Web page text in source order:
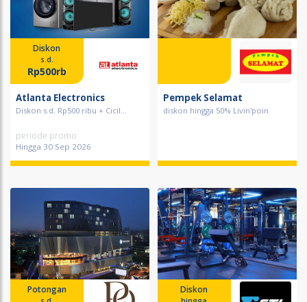
Diskon
s.d.
Rp500rb
Atlanta Electronics
Diskon s.d. Rp500 ribu + Cicil...
periode promo
Hingga 30 Sep 2026
Pempek Selamat
diskon hingga 50% Livin'poin
Potongan Diskon